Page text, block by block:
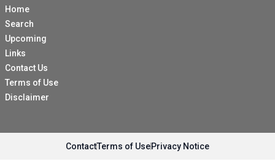
Home
Search
Upcoming
Links
Contact Us
Terms of Use
Disclaimer
ContactTerms of UsePrivacy Notice